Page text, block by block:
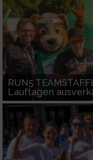
RUN5
Lauftagen